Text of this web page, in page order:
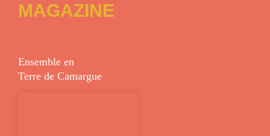
MAGAZINE
Ensemble en
Terre de Camargue